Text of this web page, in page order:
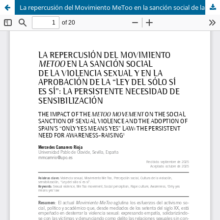
La repercusión del Movimiento MeToo en la sanción social de la violencia sexual y en la aprobación de la “Ley del sólo sí es sí”